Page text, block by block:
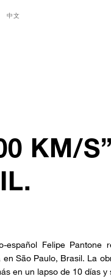
中文
KM/
español Felipe
en São Paulo, Brasil. La
en un lapso de 10 días